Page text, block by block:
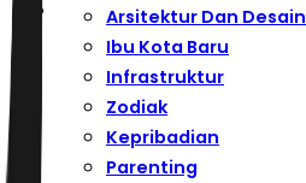
Arsitektur Dan Desain
Ibu Kota Baru
Infrastruktur
Zodiak
Kepribadian
Parenting